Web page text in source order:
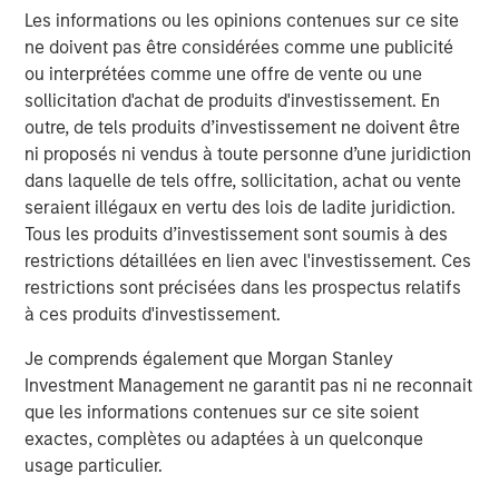
Les informations ou les opinions contenues sur ce site
ne doivent pas être considérées comme une publicité
ou interprétées comme une offre de vente ou une
sollicitation d'achat de produits d'investissement. En
outre, de tels produits d’investissement ne doivent être
ni proposés ni vendus à toute personne d’une juridiction
dans laquelle de tels offre, sollicitation, achat ou vente
seraient illégaux en vertu des lois de ladite juridiction.
Tous les produits d’investissement sont soumis à des
restrictions détaillées en lien avec l'investissement. Ces
restrictions sont précisées dans les prospectus relatifs
à ces produits d'investissement.
Je comprends également que Morgan Stanley
Investment Management ne garantit pas ni ne reconnait
que les informations contenues sur ce site soient
exactes, complètes ou adaptées à un quelconque
usage particulier.
on the heels of our 2024 receivables securitization,
marks the second meaningful milestone toward our
ultimate goal of refinancing the business and significantly
deleveraging the balance sheet.”
Mr. Danker continued, “We look forward to benefitting
from Chris’s and Srdjan’s valuable growth-oriented
healthcare expertise to help augment the Company’s
mission to drive long-term value creation.”
Mr. Wolfe is a Managing Director at Bain Capital
Insurance, the dedicated insurance investing unit of Bain
Capital. Previously, he was a partner at Capital Z Partners
and a principal in a series of special purpose acquisition
vehicles focused on health insurance and services. Mr.
Wolfe has more than 20 years of experience in
healthcare and insurance private equity investing.
“SelectQuote pioneered the way consumers approach